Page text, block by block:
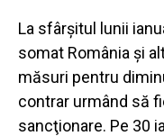
La sfârşitul lunii
somat România şi
măsuri pentru
contrar urmând să
sancţionare. Pe 30